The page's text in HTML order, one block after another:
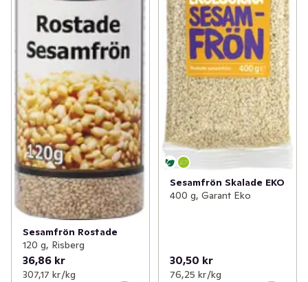
Sesamfrön Rostade
120 g, Risberg
36,86 kr
307,17 kr /kg
Sesamfrön Skalade EKO
400 g, Garant Eko
30,50 kr
76,25 kr /kg